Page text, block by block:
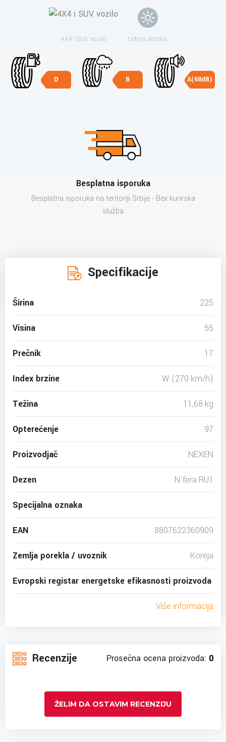
4X4 i SUV vozilo Letnja sezona
D B A(68dB)
Besplatna isporuka
Besplatna isporuka na teritoriji Srbije - Bex kurirska
služba
Specifikacije
Širina 225
Visina 55
Prečnik 17
Index brzine W (270 km/h)
Težina 11,68 kg
Opterećenje 97
Proizvodjač NEXEN
Dezen N'fera RU1
Specijalna oznaka
EAN 8807622360909
Zemlja porekla / uvoznik Koreja
Evropski registar energetske efikasnosti proizvoda
Više informacija
Recenzije Prosečna ocena proizvoda: 0
ŽELIM DA OSTAVIM RECENZIJU